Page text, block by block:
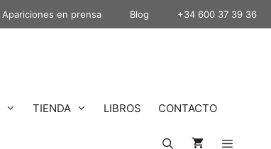
Apariciones en prensa Blog +34 600 37 39 36
TIENDA LIBROS CONTACTO